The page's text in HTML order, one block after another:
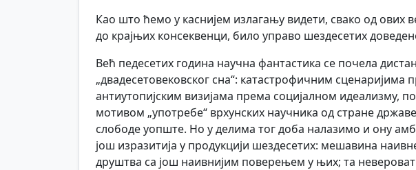
Као што ћемо у каснијем излагању видети, свако од ових
до крајњих консеквенци, било управо шездесетих
Већ педесетих година научна фантастика се почела
„двадесетовековског сна“: катастрофичним сценаријима
антиутопијским визијама према социјалном идеализму,
мотивом „употребе“ врхунских научника од стране
слободе уопште. Но у делима тог доба налазимо и ону
још изразитија у продукцији шездесетих: мешавина
друштва са још наивнијим поверењем у њих; та